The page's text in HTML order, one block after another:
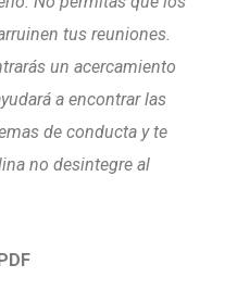
tus reuniones.
un acercamiento
a encontrar las
de conducta y te
no desintegre al